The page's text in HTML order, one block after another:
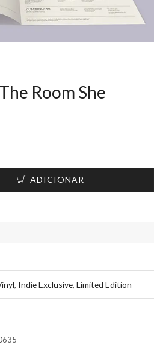
Room She
ADICIONAR
, Indie Exclusive, Limited Edition